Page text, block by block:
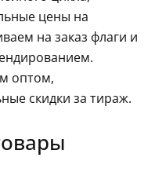
цены на
на заказ флаги и
оптом,
скидки за тираж.